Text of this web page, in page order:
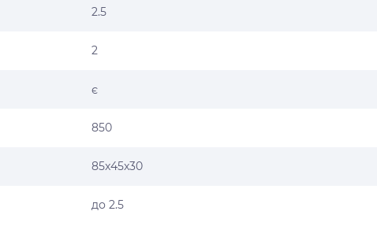
2.5
2
є
850
85x45x30
до 2.5